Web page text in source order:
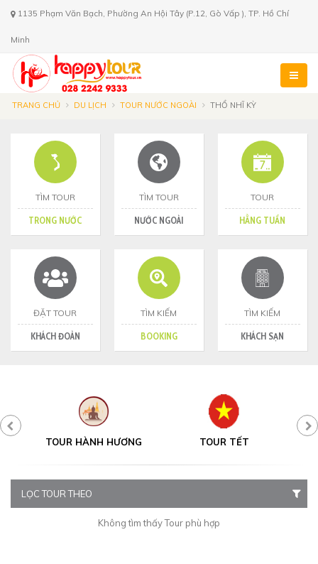
1135 Phạm Văn Bạch, Phường An Hội Tây (P.12, Gò Vấp ), TP. Hồ Chí
Minh
TRANG CHỦ DU LỊCH TOUR NƯỚC NGOÀI THỔ NHĨ KỲ
TÌM TOUR
TRONG NƯỚC
TÌM TOUR
NƯỚC NGOÀI
TOUR
HẰNG TUẦN
ĐẶT TOUR
KHÁCH ĐOÀN
TÌM KIẾM
BOOKING
TÌM KIẾM
KHÁCH SẠN
TOUR HÀNH HƯƠNG TOUR TẾT
LỌC TOUR THEO
Không tìm thấy Tour phù hợp